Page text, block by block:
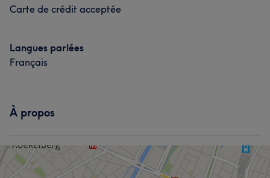
Carte de crédit acceptée
Langues parlées
Français
À propos